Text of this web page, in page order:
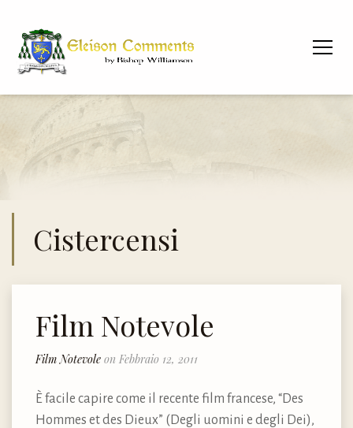
Cistercensi
Film Notevole
Film Notevole on Febbraio 12, 2011
È facile capire come il recente film francese, “Des
Hommes et des Dieux” (Degli uomini e degli Dei),